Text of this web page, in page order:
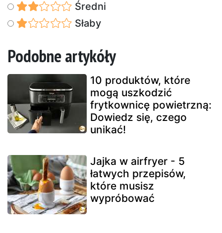
Średni
Słaby
Podobne artykóły
10 produktów, które
mogą uszkodzić
frytkownicę powietrzną:
Dowiedz się, czego
unikać!
Jajka w airfryer - 5
łatwych przepisów,
które musisz
wypróbować